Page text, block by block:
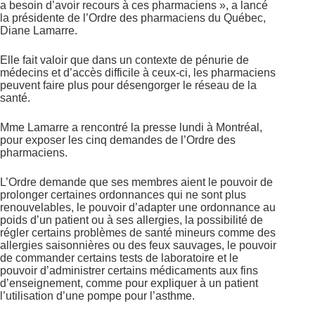
a besoin d’avoir recours à ces pharmaciens », a lancé
la présidente de l’Ordre des pharmaciens du Québec,
Diane Lamarre.
Elle fait valoir que dans un contexte de pénurie de
médecins et d’accès difficile à ceux-ci, les pharmaciens
peuvent faire plus pour désengorger le réseau de la
santé.
Mme Lamarre a rencontré la presse lundi à Montréal,
pour exposer les cinq demandes de l’Ordre des
pharmaciens.
L’Ordre demande que ses membres aient le pouvoir de
prolonger certaines ordonnances qui ne sont plus
renouvelables, le pouvoir d’adapter une ordonnance au
poids d’un patient ou à ses allergies, la possibilité de
régler certains problèmes de santé mineurs comme des
allergies saisonnières ou des feux sauvages, le pouvoir
de commander certains tests de laboratoire et le
pouvoir d’administrer certains médicaments aux fins
d’enseignement, comme pour expliquer à un patient
l’utilisation d’une pompe pour l’asthme.